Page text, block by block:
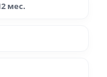
мес.